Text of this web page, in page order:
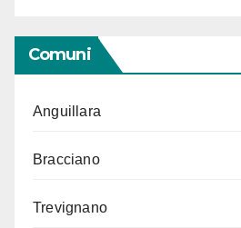
Comuni
Anguillara
Bracciano
Trevignano